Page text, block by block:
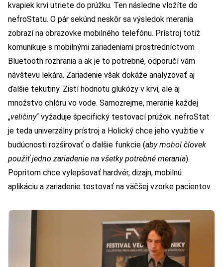
kvapiek krvi utriete do prúžku. Ten následne vložíte do
nefroStatu. O pár sekúnd neskôr sa výsledok merania
zobrazí na obrazovke mobilného telefónu. Prístroj totiž
komunikuje s mobilnými zariadeniami prostredníctvom
Bluetooth rozhrania a ak je to potrebné, odporučí vám
návštevu lekára. Zariadenie však dokáže analyzovať aj
ďalšie tekutiny. Zistí hodnotu glukózy v krvi, ale aj
množstvo chlóru vo vode. Samozrejme, meranie každej
„veličiny“ vyžaduje špecifický testovací prúžok. nefroStat
je teda univerzálny prístroj a Holický chce jeho využitie v
budúcnosti rozširovať o ďalšie funkcie (aby mohol človek
použiť jedno zariadenie na všetky potrebné merania).
Popritom chce vylepšovať hardvér, dizajn, mobilnú
aplikáciu a zariadenie testovať na väčšej vzorke pacientov.